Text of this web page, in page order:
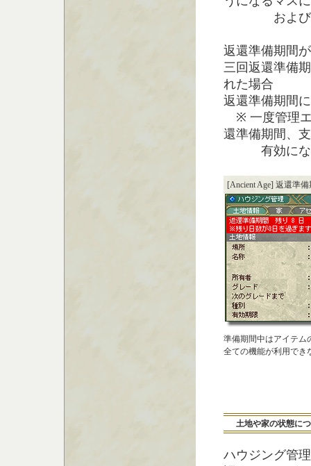
およびその
返還準備期間
三回返還準備
れた場合
返還準備期間
※ 一度管理エ
還準備期間、
有効にな
[Ancient Age] 返還準
準備期間中はアイテム
全ての機能が利用でき
土地や家の状態に
ハウジング管